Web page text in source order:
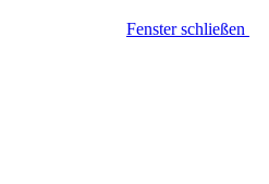
Fenster schließen